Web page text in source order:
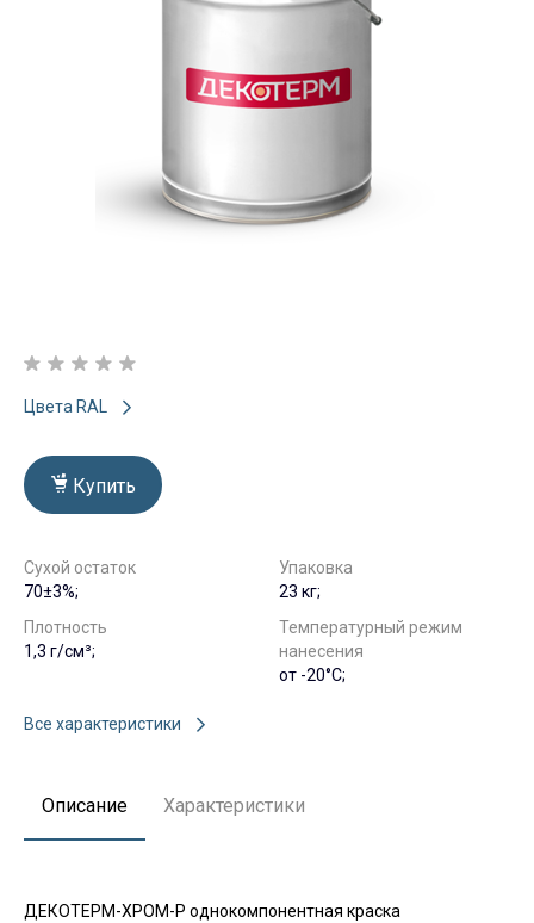
Цвета RAL
Купить
Сухой остаток
70±3%;
Упаковка
23 кг;
Плотность
1,3 г/см³;
Температурный режим
нанесения
от -20°С;
Все характеристики
Описание Характеристики
ДЕКОТЕРМ-ХРОМ-Р однокомпонентная краска